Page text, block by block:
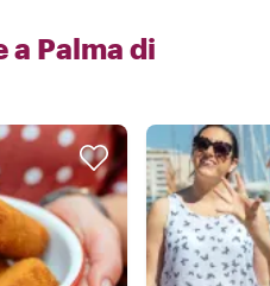
a Palma di